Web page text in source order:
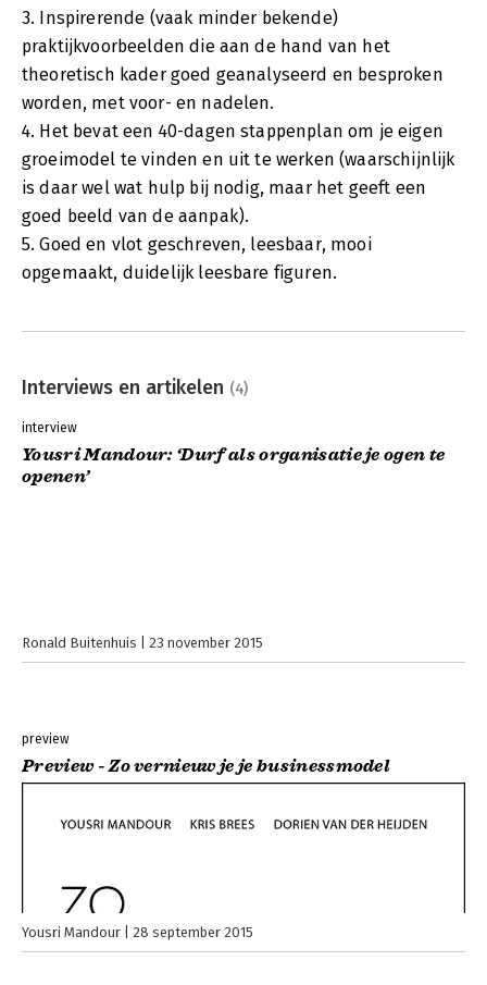
3. Inspirerende (vaak minder bekende)
praktijkvoorbeelden die aan de hand van het
theoretisch kader goed geanalyseerd en besproken
worden, met voor- en nadelen.
4. Het bevat een 40-dagen stappenplan om je eigen
groeimodel te vinden en uit te werken (waarschijnlijk
is daar wel wat hulp bij nodig, maar het geeft een
goed beeld van de aanpak).
5. Goed en vlot geschreven, leesbaar, mooi
opgemaakt, duidelijk leesbare figuren.
Interviews en artikelen (4)
interview
Yousri Mandour: ‘Durf als organisatie je ogen te
openen’
Ronald Buitenhuis 23 november 2015
preview
Preview - Zo vernieuw je je businessmodel
Yousri Mandour 28 september 2015